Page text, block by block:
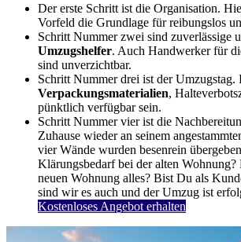
Der erste Schritt ist die Organisation.
Vorfeld die Grundlage für reibungslos
Schritt Nummer zwei sind zuverlässige
Umzugshelfer. Auch Handwerker für
sind unverzichtbar.
Schritt Nummer drei ist der Umzugstag.
Verpackungsmaterialien,
pünktlich verfügbar sein.
Schritt Nummer vier ist die
Zuhause wieder an seinem
vier Wände wurden besenrein
Klärungsbedarf bei der alten
neuen Wohnung alles? Bist Du als
sind wir es auch und der Umzug ist
Kostenloses Angebot erhalten